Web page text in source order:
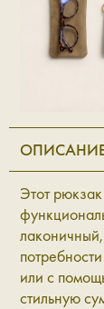
Этот рюкзак
или с
стильную